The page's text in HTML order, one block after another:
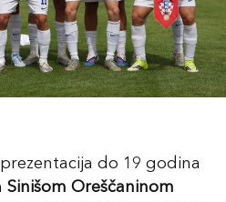
do 19 godina
Sinišom Oreščaninom